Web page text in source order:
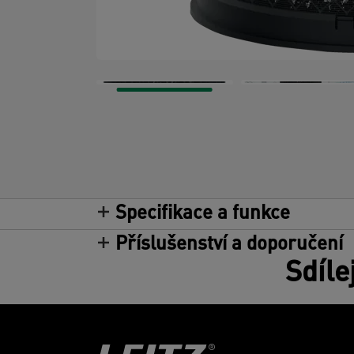
Specifikace a funkce
Příslušenství a doporučení